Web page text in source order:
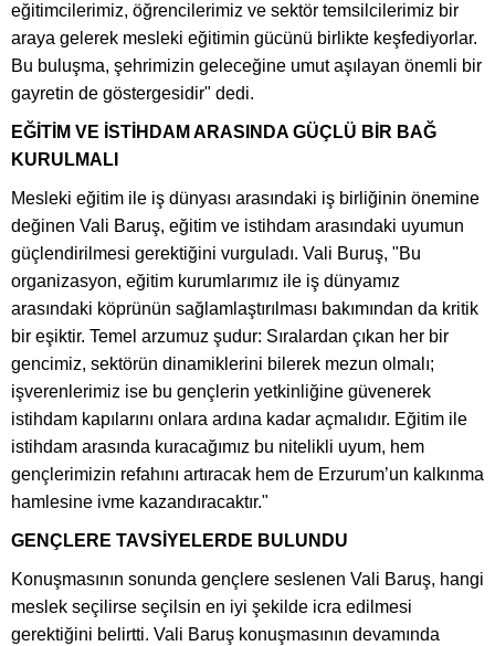
eğitimcilerimiz, öğrencilerimiz ve sektör temsilcilerimiz bir
araya gelerek mesleki eğitimin gücünü birlikte keşfediyorlar.
Bu buluşma, şehrimizin geleceğine umut aşılayan önemli bir
gayretin de göstergesidir" dedi.
EĞİTİM VE İSTİHDAM ARASINDA GÜÇLÜ BİR BAĞ
KURULMALI
Mesleki eğitim ile iş dünyası arasındaki iş birliğinin önemine
değinen Vali Baruş, eğitim ve istihdam arasındaki uyumun
güçlendirilmesi gerektiğini vurguladı. Vali Buruş, "Bu
organizasyon, eğitim kurumlarımız ile iş dünyamız
arasındaki köprünün sağlamlaştırılması bakımından da kritik
bir eşiktir. Temel arzumuz şudur: Sıralardan çıkan her bir
gencimiz, sektörün dinamiklerini bilerek mezun olmalı;
işverenlerimiz ise bu gençlerin yetkinliğine güvenerek
istihdam kapılarını onlara ardına kadar açmalıdır. Eğitim ile
istihdam arasında kuracağımız bu nitelikli uyum, hem
gençlerimizin refahını artıracak hem de Erzurum’un kalkınma
hamlesine ivme kazandıracaktır."
GENÇLERE TAVSİYELERDE BULUNDU
Konuşmasının sonunda gençlere seslenen Vali Baruş, hangi
meslek seçilirse seçilsin en iyi şekilde icra edilmesi
gerektiğini belirtti. Vali Baruş konuşmasının devamında